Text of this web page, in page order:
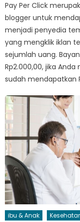
Pay Per Click
blogger untuk
menjadi penyedia
yang mengklik iklan
sejumlah uang.
Rp2.000,00, jika
sudah mendapatkan
ibu & Anak